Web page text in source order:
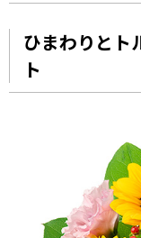
ひまわりとト
ト